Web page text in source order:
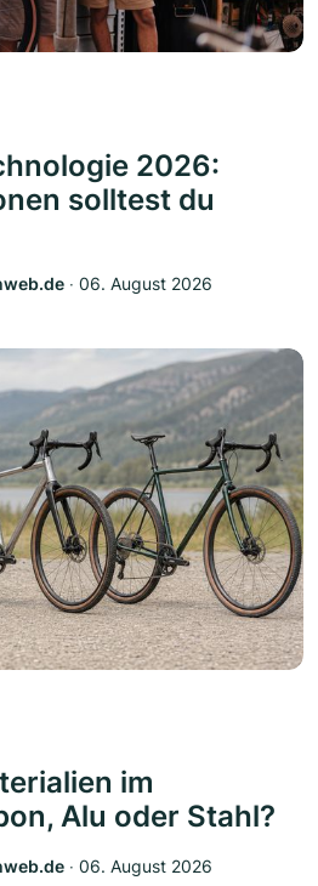
2026:
solltest du
‧ 06. August 2026
im
Alu oder Stahl?
‧ 06. August 2026